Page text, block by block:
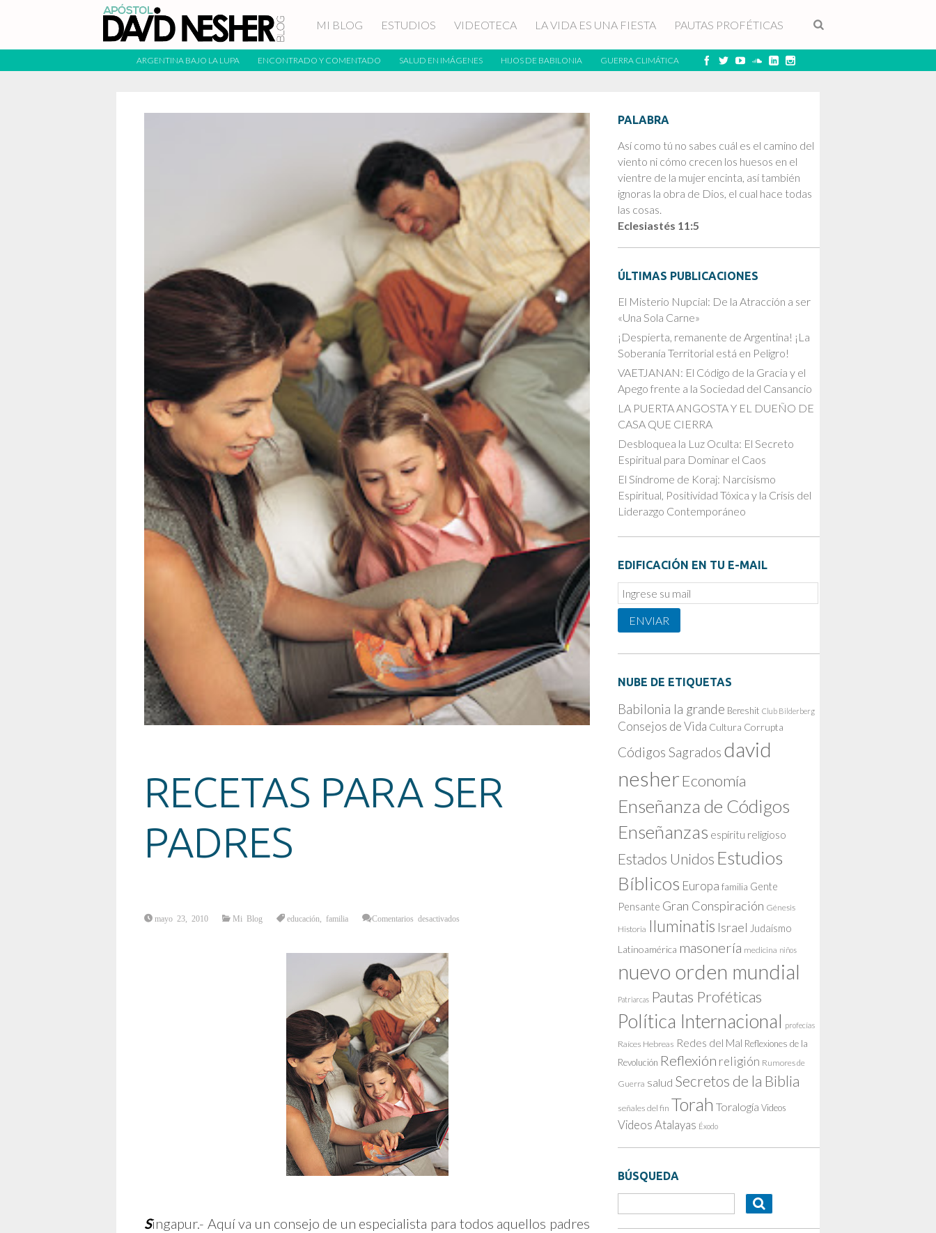
MI BLOG ESTUDIOS VIDEOTECA LA VIDA ES UNA FIESTA PAUTAS PROFÉTICAS
ARGENTINA BAJO LA LUPA ENCONTRADO Y COMENTADO SALUD EN IMÁGENES HIJOS DE BABILONIA GUERRA CLIMÁTICA
RECETAS PARA SER
PADRES
mayo 23, 2010 Mi Blog educación familia Comentarios desactivados
Singapur.- Aquí va un consejo de un especialista para todos aquellos padres
PALABRA
Así como tú no sabes cuál es el camino del
viento ni cómo crecen los huesos en el
vientre de la mujer encinta, así también
ignoras la obra de Dios, el cual hace todas
las cosas.
Eclesiastés 11:5
ÚLTIMAS PUBLICACIONES
El Misterio Nupcial: De la Atracción a ser
«Una Sola Carne»
¡Despierta, remanente de Argentina! ¡La
Soberanía Territorial está en Peligro!
VAETJANAN: El Código de la Gracia y el
Apego frente a la Sociedad del Cansancio
LA PUERTA ANGOSTA Y EL DUEÑO DE
CASA QUE CIERRA
Desbloquea la Luz Oculta: El Secreto
Espiritual para Dominar el Caos
El Síndrome de Koraj: Narcisismo
Espiritual, Positividad Tóxica y la Crisis del
Liderazgo Contemporáneo
EDIFICACIÓN EN TU E-MAIL
Email
Subscription
ENVIAR
NUBE DE ETIQUETAS
Babilonia la grande Bereshit Club Bilderberg
Consejos de Vida Cultura Corrupta
Códigos Sagrados david
nesher Economía
Enseñanza de Códigos
Enseñanzas espíritu religioso
Estados Unidos Estudios
Bíblicos Europa familia Gente
Pensante Gran Conspiración Génesis
Historia Iluminatis Israel Judaísmo
Latinoamérica masonería medicina niños
nuevo orden mundial
Patriarcas Pautas Proféticas
Política Internacional profecías
Raíces Hebreas Redes del Mal Reflexiones de la
Revolución Reflexión religión Rumores de
Guerra salud Secretos de la Biblia
señales del fin Torah Toralogía Videos
Videos Atalayas Éxodo
BÚSQUEDA